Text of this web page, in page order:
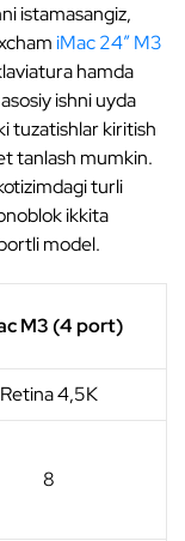
istamasangiz,
iMac 24″ M3
hamda
ishni uyda
tuzatishlar kiritish
tanlash mumkin.
turli
ikkita
model.
M3 (4 port)
Retina 4,5K
8